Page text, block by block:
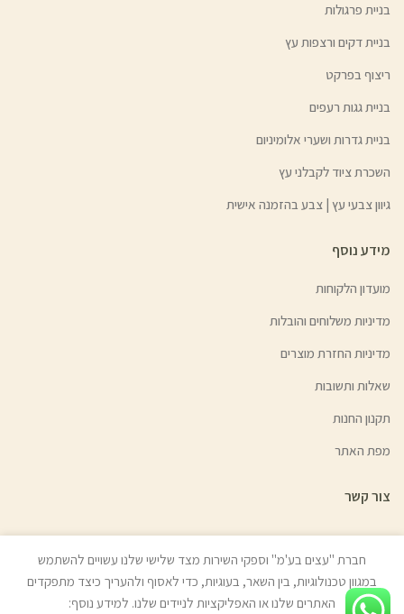
בניית פרגולות
בניית דקים ורצפות עץ
ריצוף בפרקט
בניית גגות רעפים
בניית גדרות ושערי אלומיניום
השכרת ציוד לקבלני עץ
גיוון צבעי עץ | צבע בהזמנה אישית
מידע נוסף
מועדון הלקוחות
מדיניות משלוחים והובלות
מדיניות החזרת מוצרים
שאלות ותשובות
תקנון החנות
מפת האתר
צור קשר
© כל הזכויות שמורות לעצים בע"מ (איתן טל) 2022 | האתר נבנה ע״י
חברת "עצים בע'מ" וספקי השירות מצד שלישי שלנו עשויים להשתמש
במגוון טכנולוגיות, בין השאר, בעוגיות, כדי לאסוף ולהעריך כיצד מתפקדים
האתרים שלנו או האפליקציות לניידים שלנו. למידע נוסף: